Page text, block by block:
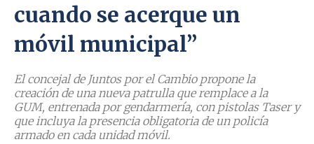
cuando se acerque un
móvil municipal”
El concejal de Juntos por el Cambio propone la
creación de una nueva patrulla que remplace a la
GUM, entrenada por gendarmería, con pistolas Taser y
que incluya la presencia obligatoria de un policía
armado en cada unidad móvil.